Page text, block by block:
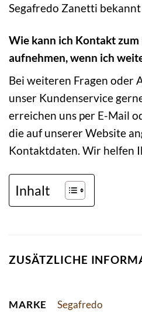
Segafredo Zanetti bekannt
Wie kann ich Kontakt
aufnehmen, wenn ich
Bei weiteren Fragen oder
unser Kundenservice
erreichen uns per E-Mail
die auf unserer Website
Kontaktdaten. Wir helfen
Inhalt
ZUSÄTZLICHE
MARKE Segafredo